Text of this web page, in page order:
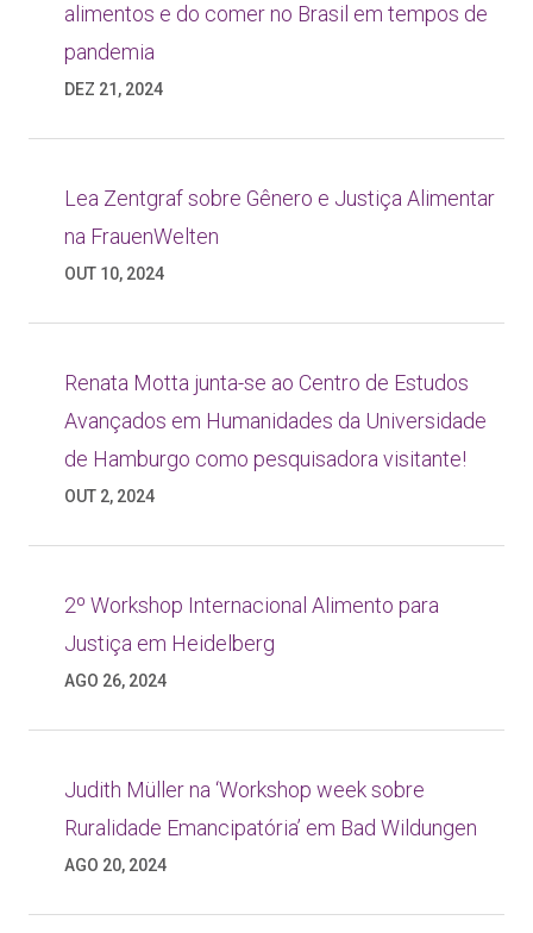
alimentos e do comer no Brasil em tempos de
pandemia
DEZ 21, 2024
Lea Zentgraf sobre Gênero e Justiça Alimentar
na FrauenWelten
OUT 10, 2024
Renata Motta junta-se ao Centro de Estudos
Avançados em Humanidades da Universidade
de Hamburgo como pesquisadora visitante!
OUT 2, 2024
2º Workshop Internacional Alimento para
Justiça em Heidelberg
AGO 26, 2024
Judith Müller na ‘Workshop week sobre
Ruralidade Emancipatória’ em Bad Wildungen
AGO 20, 2024